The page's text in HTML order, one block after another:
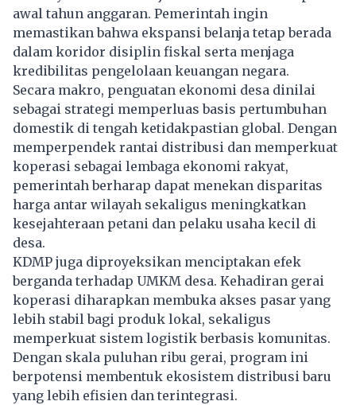
awal tahun anggaran. Pemerintah ingin
memastikan bahwa ekspansi belanja tetap berada
dalam koridor disiplin fiskal serta menjaga
kredibilitas pengelolaan keuangan negara.
Secara makro, penguatan ekonomi desa dinilai
sebagai strategi memperluas basis pertumbuhan
domestik di tengah ketidakpastian global. Dengan
memperpendek rantai distribusi dan memperkuat
koperasi sebagai lembaga ekonomi rakyat,
pemerintah berharap dapat menekan disparitas
harga antar wilayah sekaligus meningkatkan
kesejahteraan petani dan pelaku usaha kecil di
desa.
KDMP juga diproyeksikan menciptakan efek
berganda terhadap UMKM desa. Kehadiran gerai
koperasi diharapkan membuka akses pasar yang
lebih stabil bagi produk lokal, sekaligus
memperkuat sistem logistik berbasis komunitas.
Dengan skala puluhan ribu gerai, program ini
berpotensi membentuk ekosistem distribusi baru
yang lebih efisien dan terintegrasi.